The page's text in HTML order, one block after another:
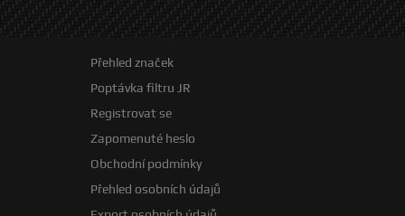
Přehled značek
Poptávka filtru JR
Registrovat se
Zapomenuté heslo
Obchodní podmínky
Přehled osobních údajů